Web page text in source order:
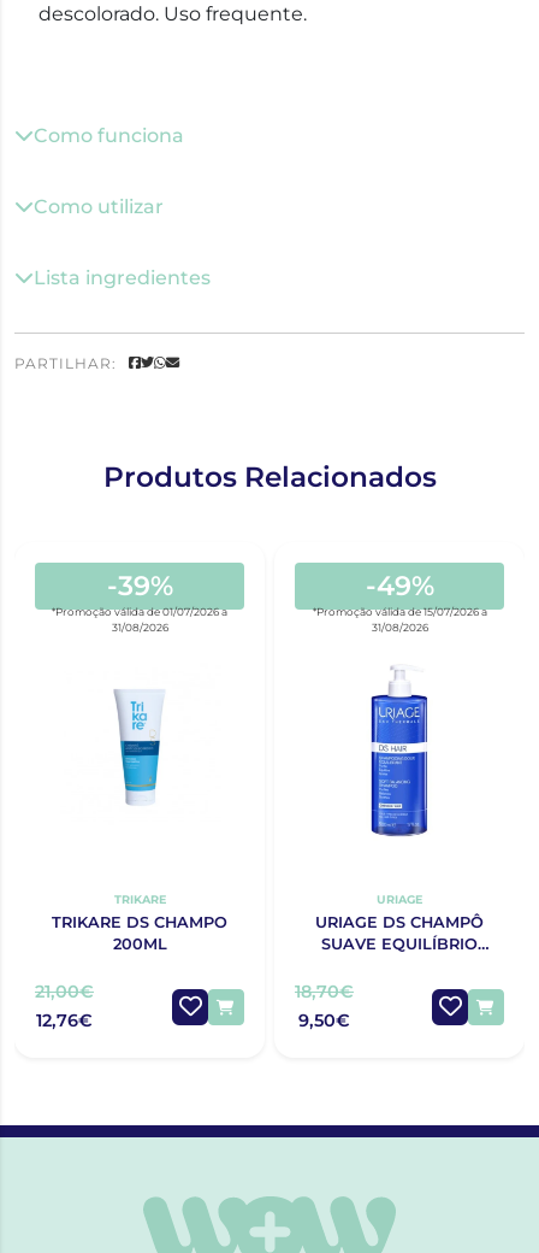
descolorado. Uso frequente.
Como funciona
Como utilizar
Lista ingredientes
PARTILHAR:
Produtos Relacionados
-39%
*Promoção válida de 01/07/2026 a
31/08/2026
TRIKARE
TRIKARE DS CHAMPO
200ML
21,00€
12,76€
-49%
*Promoção válida de 15/07/2026 a
31/08/2026
URIAGE
URIAGE DS CHAMPÔ
SUAVE EQUILÍBRIO
18,70€
9,50€